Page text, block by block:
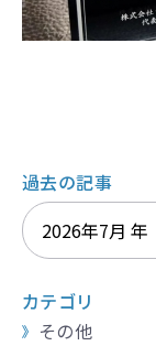
過去の記事
カテゴリ
その他